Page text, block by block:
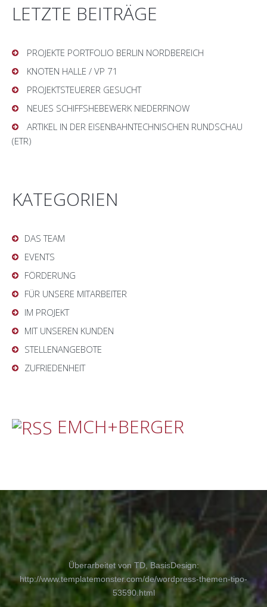
LETZTE BEITRÄGE
PROJEKTE PORTFOLIO BERLIN NORDBEREICH
KNOTEN HALLE / VP 71
PROJEKTSTEUERER GESUCHT
NEUES SCHIFFSHEBEWERK NIEDERFINOW
ARTIKEL IN DER EISENBAHNTECHNISCHEN RUNDSCHAU
(ETR)
KATEGORIEN
DAS TEAM
EVENTS
FÖRDERUNG
FÜR UNSERE MITARBEITER
IM PROJEKT
MIT UNSEREN KUNDEN
STELLENANGEBOTE
ZUFRIEDENHEIT
EMCH+BERGER
Überarbeitet von TD, BasisDesign:
http://www.templatemonster.com/de/wordpress-themen-tipo-
53590.html